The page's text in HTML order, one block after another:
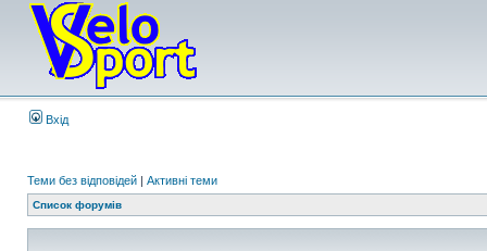
Вхід
Теми без відповідей | Активні теми
Список форумів